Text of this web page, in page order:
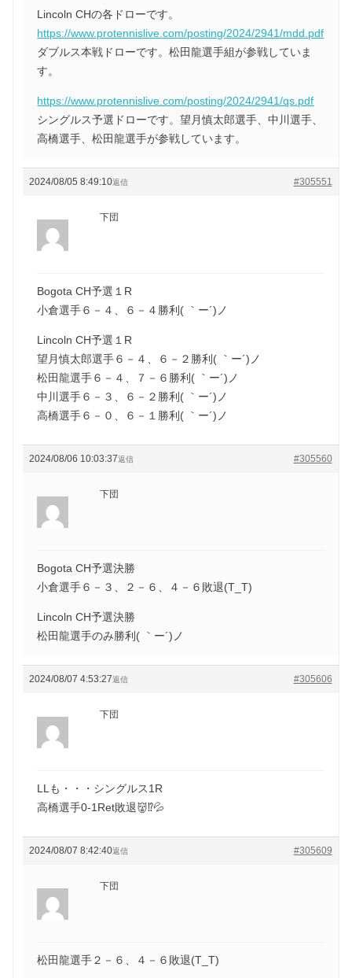
Lincoln CHの各ドローです。
https://www.protennislive.com/posting/2024/2941/mdd.pdf
ダブルス本戦ドローです。松田龍選手組が参戦していま
す。
https://www.protennislive.com/posting/2024/2941/qs.pdf
シングルス予選ドローです。望月慎太郎選手、中川選手、
高橋選手、松田龍選手が参戦しています。
2024/08/05 8:49:10 #305551
返信
下団
Bogota CH予選１R
小倉選手６－４、６－４勝利( ｀ー´)ノ
Lincoln CH予選１R
望月慎太郎選手６－４、６－２勝利( ｀ー´)ノ
松田龍選手６－４、７－６勝利( ｀ー´)ノ
中川選手６－３、６－２勝利( ｀ー´)ノ
高橋選手６－０、６－１勝利( ｀ー´)ノ
2024/08/06 10:03:37 #305560
返信
下団
Bogota CH予選決勝
小倉選手６－３、２－６、４－６敗退(T_T)
Lincoln CH予選決勝
松田龍選手のみ勝利( ｀ー´)ノ
2024/08/07 4:53:27 #305606
返信
下団
LLも・・・シングルス1R
高橋選手0-1Ret敗退👹⁉️💦
2024/08/07 8:42:40 #305609
返信
下団
松田龍選手２－６、４－６敗退(T_T)